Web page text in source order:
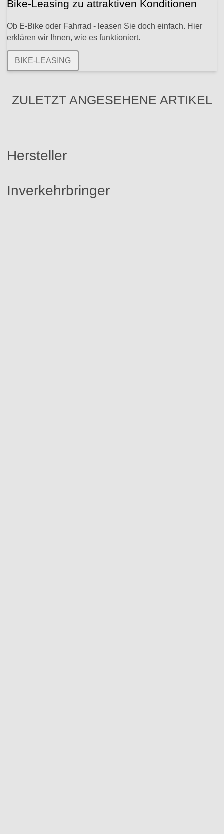
Bike-Leasing zu attraktiven Konditionen
Ob E-Bike oder Fahrrad - leasen Sie doch einfach. Hier
erklären wir Ihnen, wie es funktioniert.
BIKE-LEASING
ZULETZT ANGESEHENE ARTIKEL
Hersteller
Inverkehrbringer